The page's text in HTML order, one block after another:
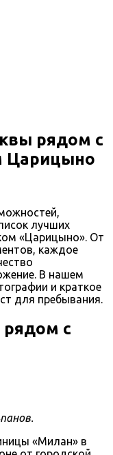
рядом с
Царицыно
лучших
«Царицыно». От
каждое
В нашем
и краткое
для пребывания.
рядом с
«Милан» в